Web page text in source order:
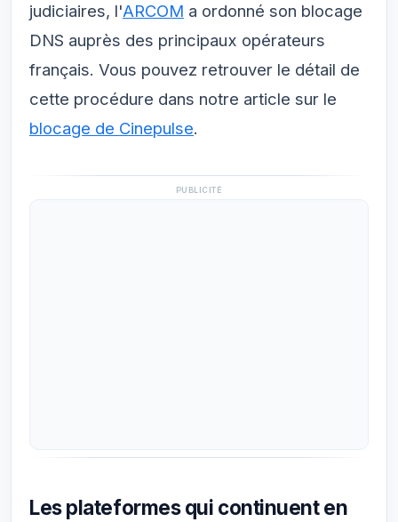
judiciaires, l'ARCOM a ordonné son blocage
DNS auprès des principaux opérateurs
français. Vous pouvez retrouver le détail de
cette procédure dans notre article sur le
blocage de Cinepulse.
PUBLICITÉ
Les plateformes qui continuent en